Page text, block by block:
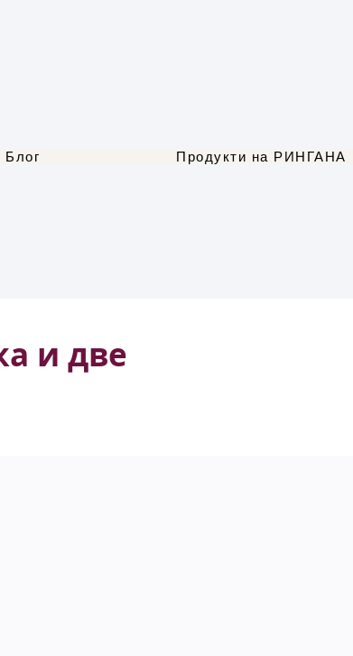
Блог Продукти на РИНГАНА
и две